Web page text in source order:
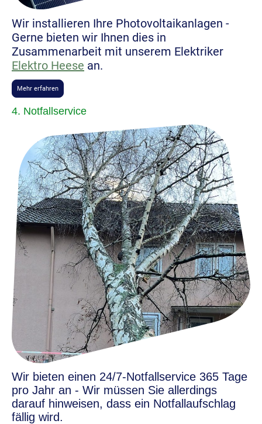
Wir installieren Ihre Photovoltaikanlagen -
Gerne bieten wir Ihnen dies in
Zusammenarbeit mit unserem Elektriker
Elektro Heese an.
Mehr erfahren
4. Notfallservice
Wir bieten einen 24/7-Notfallservice 365 Tage
pro Jahr an - Wir müssen Sie allerdings
darauf hinweisen, dass ein Notfallaufschlag
fällig wird.